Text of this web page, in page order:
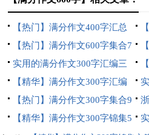
【热门】满分作文400字汇总
五篇
八
【热门】满分作文600字集合7
篇
七
实用的满分作文300字汇编三
篇
七
【精华】满分作文300字汇编
四篇【热门】满分作文300字集合9
篇 【精华】满分作文300字锦集5